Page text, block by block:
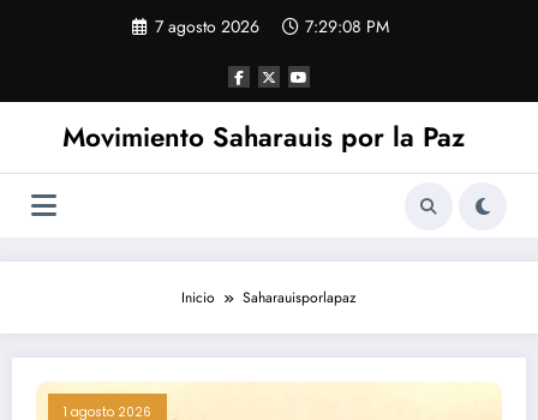
7 agosto 2026 7:29:09 PM
Movimiento Saharauis por la Paz
Inicio Saharauisporlapaz
1 agosto 2026